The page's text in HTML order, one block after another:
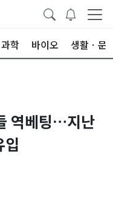
학 바이오 생활ㆍ문
역베팅…지난